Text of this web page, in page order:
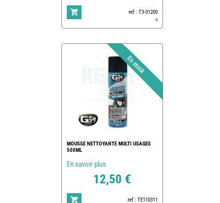
ref : T3-01200
0
MOUSSE NETTOYANTE MULTI USAGES
500ML
En savoir plus
12,50 €
ref : TE110311